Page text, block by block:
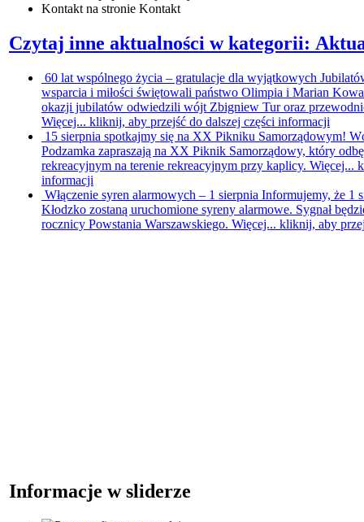
Kontakt na stronie Kontakt
Czytaj inne aktualności w kategorii:
60 lat wspólnego życia – gratulacje dla wyjątkowych
wsparcia i miłości świętowali państwo Olimpia i Marian
okazji jubilatów odwiedzili wójt Zbigniew Tur oraz
Więcej... kliknij, aby przejść do dalszej części informacji
15 sierpnia spotkajmy się na XX Pikniku Samorządowym!
Podzamka zapraszają na XX Piknik Samorządowy, który
rekreacyjnym na terenie rekreacyjnym przy kaplicy. Więcej...
informacji
Włączenie syren alarmowych – 1 sierpnia Informujemy, że 1
Kłodzko zostaną uruchomione syreny alarmowe. Sygnał
rocznicy Powstania Warszawskiego. Więcej... kliknij, aby
Informacje w sliderze